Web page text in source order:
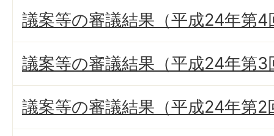
議案等の審議結果（平成24年第4
議案等の審議結果（平成24年第3
議案等の審議結果（平成24年第2